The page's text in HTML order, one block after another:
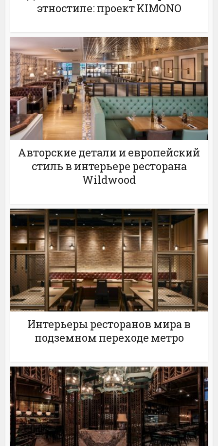
этностиле: проект KIMONO
Авторские детали и европейский
стиль в интерьере ресторана
Wildwood
Интерьеры ресторанов мира в
подземном переходе метро